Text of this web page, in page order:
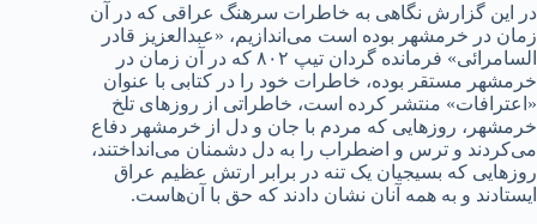
در این گزارش نگاهی به خاطرات سرهنگ عراقی که در آن
زمان در خرمشهر بوده است می‌اندازیم، «عبدالعزیز قادر
السامرائی» فرمانده گردان تیپ ۸۰۲ که در آن زمان در
خرمشهر مستقر بوده، خاطرات خود را در کتابی با عنوان
«اعترافات» منتشر کرده است، خاطراتی از روزهای تلخ
خرمشهر، روزهایی که مردم با جان و دل از خرمشهر دفاع
می‌کردند و ترس و اضطراب را به دل دشمنان می‌انداختند،
روزهایی که بسیجیان یک تنه در برابر ارتش عظیم عراق
ایستادند و به همه آنان نشان دادند که حق با آن‌هاست.